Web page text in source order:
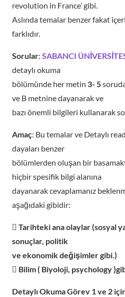
revolution in France’ gibi.
Aslında temalar benzer fakat
farklıdır.
Sorular: SABANCI
detaylı okuma
bölümünde her metin 3- 5
ve B metnine dayanarak ve
bazı önemli bilgileri kullanarak
Amaç: Bu temalar ve Detaylı
dayaları benzer
bölümlerden oluşan bir
hiçbir spesifik bilgi alanına
dayanarak cevaplamanız
aşağıdaki gibidir:
 Tarihteki ana olaylar (sosyal
sonuçlar, politik
ve ekonomik değişimler gibi.)
 Bilim ( Biyoloji, psychology
Detaylı Okuma Görev 1 ve 2